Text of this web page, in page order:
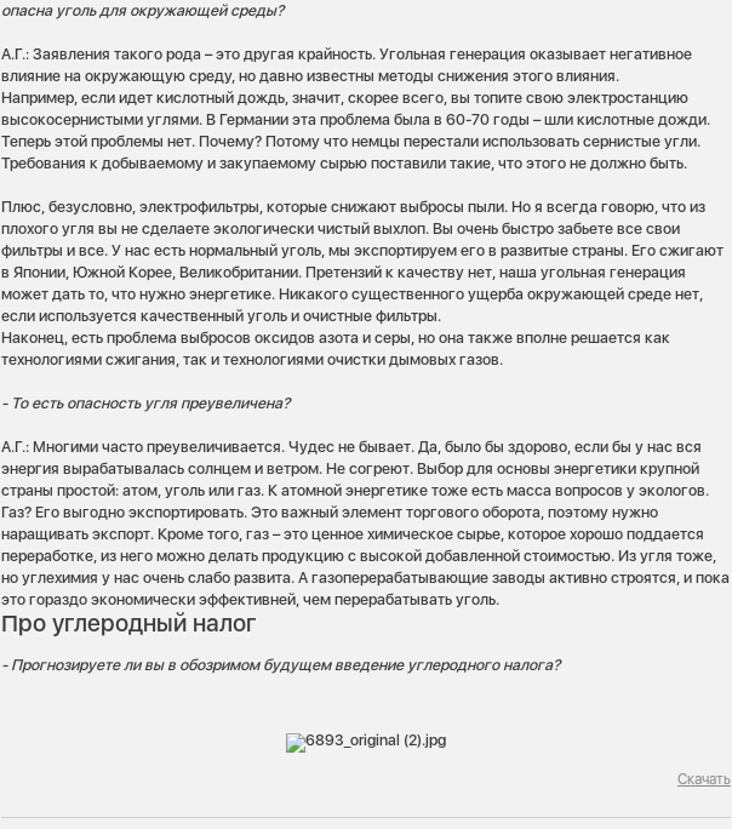
опасна уголь для окружающей среды?
А.Г.: Заявления такого рода – это другая крайность. Угольная генерация оказывает негативное
влияние на окружающую среду, но давно известны методы снижения этого влияния.
Например, если идет кислотный дождь, значит, скорее всего, вы топите свою электростанцию
высокосернистыми углями. В Германии эта проблема была в 60-70 годы – шли кислотные дожди.
Теперь этой проблемы нет. Почему? Потому что немцы перестали использовать сернистые угли.
Требования к добываемому и закупаемому сырью поставили такие, что этого не должно быть.
Плюс, безусловно, электрофильтры, которые снижают выбросы пыли. Но я всегда говорю, что из
плохого угля вы не сделаете экологически чистый выхлоп. Вы очень быстро забьете все свои
фильтры и все. У нас есть нормальный уголь, мы экспортируем его в развитые страны. Его сжигают
в Японии, Южной Корее, Великобритании. Претензий к качеству нет, наша угольная генерация
может дать то, что нужно энергетике. Никакого существенного ущерба окружающей среде нет,
если используется качественный уголь и очистные фильтры.
Наконец, есть проблема выбросов оксидов азота и серы, но она также вполне решается как
технологиями сжигания, так и технологиями очистки дымовых газов.
- То есть опасность угля преувеличена?
А.Г.: Многими часто преувеличивается. Чудес не бывает. Да, было бы здорово, если бы у нас вся
энергия вырабатывалась солнцем и ветром. Не согреют. Выбор для основы энергетики крупной
страны простой: атом, уголь или газ. К атомной энергетике тоже есть масса вопросов у экологов.
Газ? Его выгодно экспортировать. Это важный элемент торгового оборота, поэтому нужно
наращивать экспорт. Кроме того, газ – это ценное химическое сырье, которое хорошо поддается
переработке, из него можно делать продукцию с высокой добавленной стоимостью. Из угля тоже,
но углехимия у нас очень слабо развита. А газоперерабатывающие заводы активно строятся, и пока
это гораздо экономически эффективней, чем перерабатывать уголь.
Про углеродный налог
- Прогнозируете ли вы в обозримом будущем введение углеродного налога?
Скачать